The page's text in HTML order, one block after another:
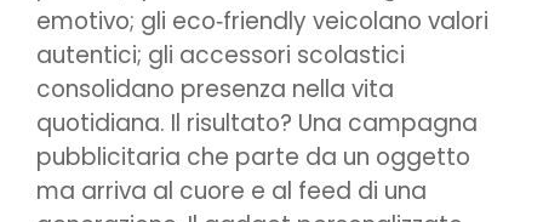
emotivo; gli eco‑friendly veicolano valori
autentici; gli accessori scolastici
consolidano presenza nella vita
quotidiana. Il risultato? Una campagna
pubblicitaria che parte da un oggetto
ma arriva al cuore e al feed di una